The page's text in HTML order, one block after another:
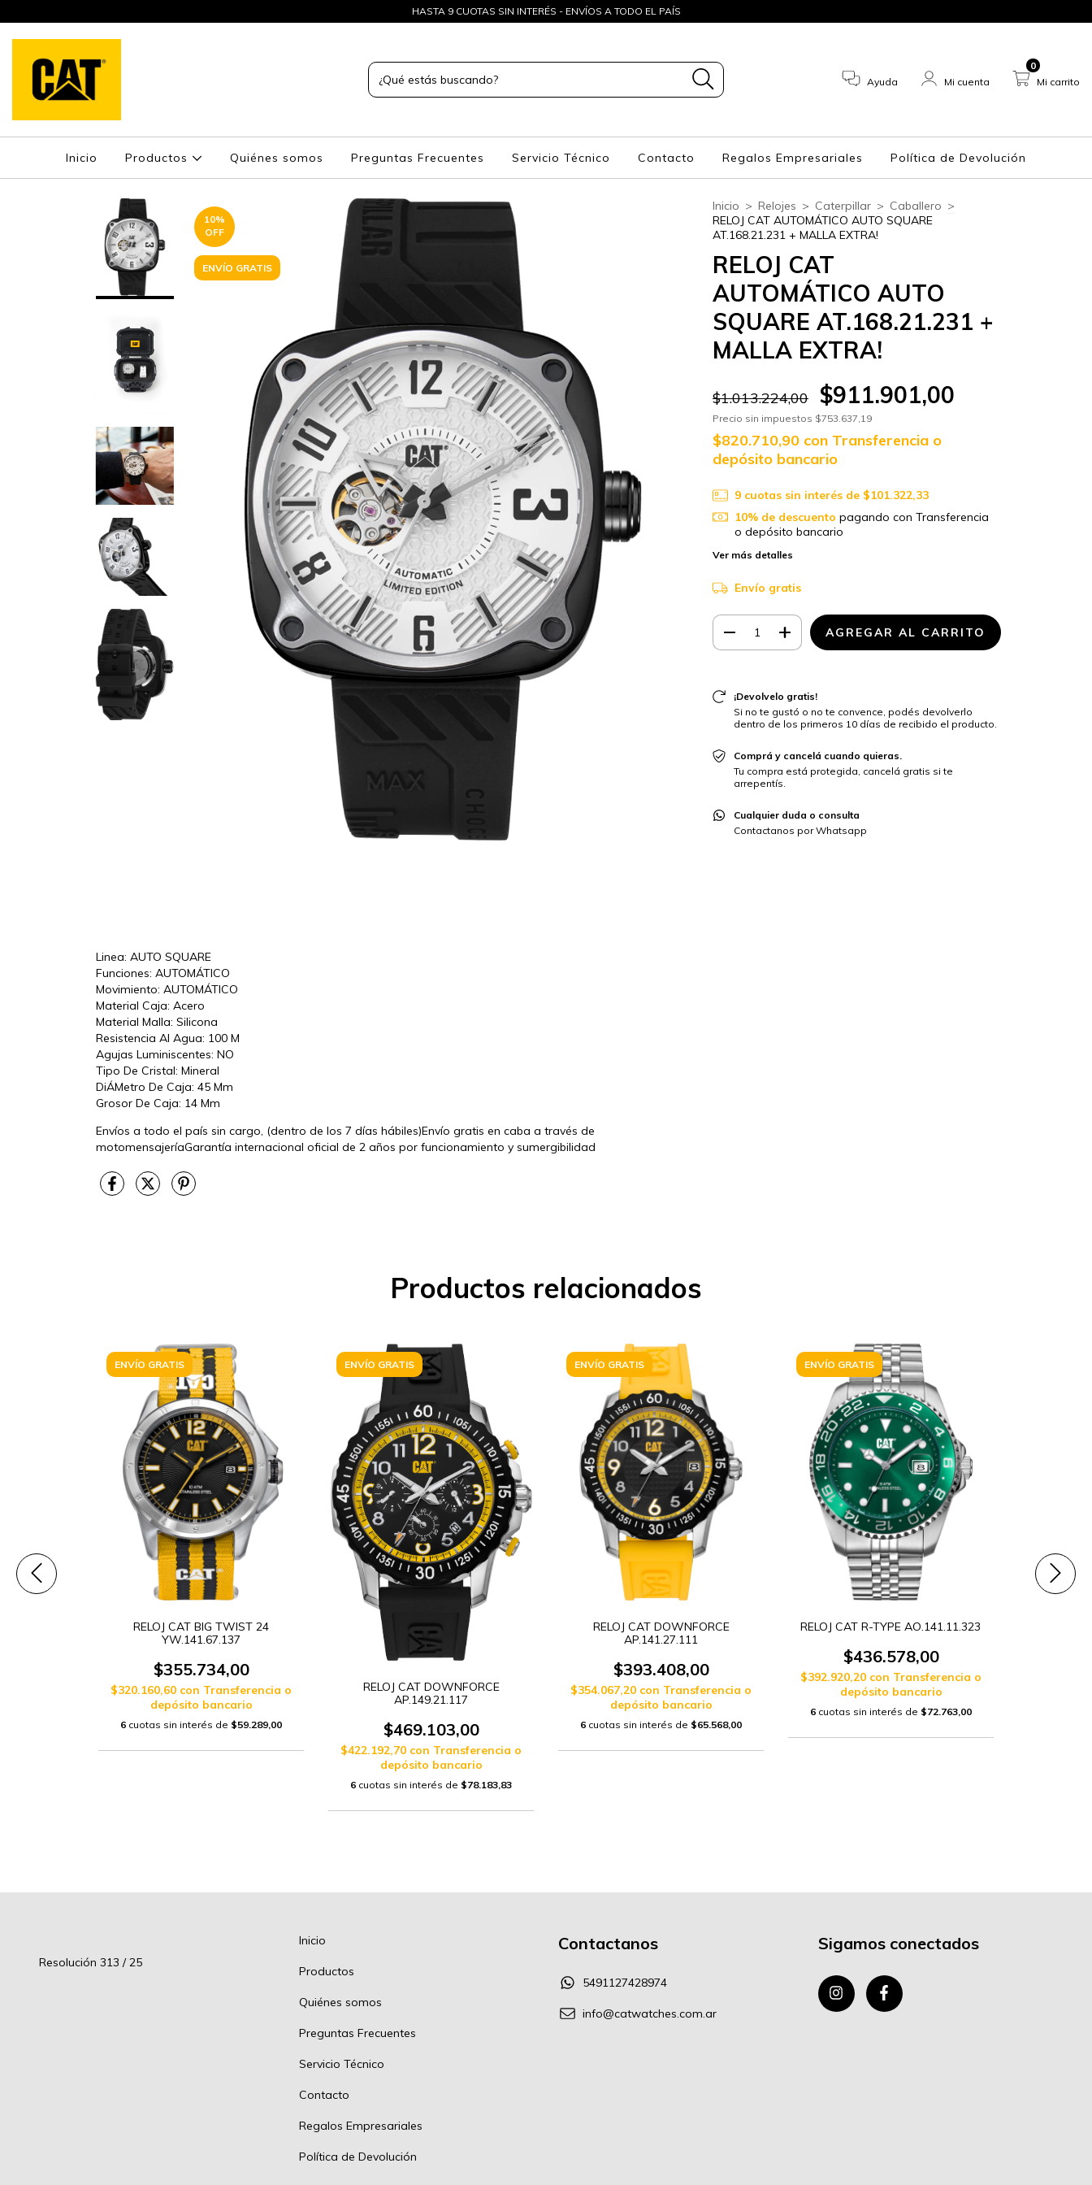
HASTA 9 CUOTAS SIN INTERÉS - ENVÍOS A TODO EL PAÍS
Ayuda Mi cuenta Mi carrito
0
Inicio Productos Quiénes somos Preguntas Frecuentes Servicio Técnico Contacto Regalos Empresariales Política de Devolución
10%
OFF
ENVÍO GRATIS
Linea: AUTO SQUARE
Funciones: AUTOMÁTICO
Movimiento: AUTOMÁTICO
Material Caja: Acero
Material Malla: Silicona
Resistencia Al Agua: 100 M
Agujas Luminiscentes: NO
Tipo De Cristal: Mineral
DiÁMetro De Caja: 45 Mm
Grosor De Caja: 14 Mm
Envíos a todo el país sin cargo, (dentro de los 7 días hábiles)Envío gratis en caba a través de
motomensajeríaGarantía internacional oficial de 2 años por funcionamiento y sumergibilidad
Inicio > Relojes > Caterpillar > Caballero >
RELOJ CAT AUTOMÁTICO AUTO SQUARE
AT.168.21.231 + MALLA EXTRA!
RELOJ CAT
AUTOMÁTICO AUTO
SQUARE AT.168.21.231 +
MALLA EXTRA!
$1.013.224,00 $911.901,00
Precio sin impuestos $753.637,19
$820.710,90 con Transferencia o
depósito bancario
9 cuotas sin interés de $101.322,33
10% de descuento pagando con Transferencia
o depósito bancario
Ver más detalles
Envío gratis
¡Devolvelo gratis!
Si no te gustó o no te convence, podés devolverlo
dentro de los primeros 10 días de recibido el producto.
Comprá y cancelá cuando quieras.
Tu compra está protegida, cancelá gratis si te
arrepentís.
Cualquier duda o consulta
Contactanos por Whatsapp
Productos relacionados
ENVÍO GRATIS
RELOJ CAT BIG TWIST 24
YW.141.67.137
$355.734,00
$320.160,60 con Transferencia o
depósito bancario
6 cuotas sin interés de $59.289,00
ENVÍO GRATIS
RELOJ CAT DOWNFORCE
AP.149.21.117
$469.103,00
$422.192,70 con Transferencia o
depósito bancario
6 cuotas sin interés de $78.183,83
ENVÍO GRATIS
RELOJ CAT DOWNFORCE
AP.141.27.111
$393.408,00
$354.067,20 con Transferencia o
depósito bancario
6 cuotas sin interés de $65.568,00
ENVÍO GRATIS
RELOJ CAT R-TYPE AO.141.11.323
$436.578,00
$392.920,20 con Transferencia o
depósito bancario
6 cuotas sin interés de $72.763,00
Resolución 313 / 25
Inicio
Productos
Quiénes somos
Preguntas Frecuentes
Servicio Técnico
Contacto
Regalos Empresariales
Política de Devolución
Contactanos
5491127428974
info@catwatches.com.ar
Sigamos conectados